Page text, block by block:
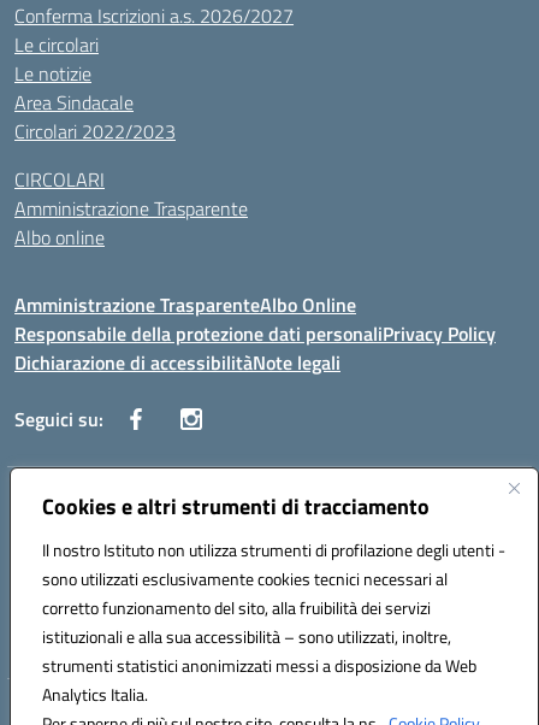
Cookies e altri strumenti di tracciamento
Il nostro Istituto non utilizza strumenti di profilazione degli utenti -
sono utilizzati esclusivamente cookies tecnici necessari al
corretto funzionamento del sito, alla fruibilità dei servizi
istituzionali e alla sua accessibilità – sono utilizzati, inoltre,
strumenti statistici anonimizzati messi a disposizione da Web
Analytics Italia.
Conferma Iscrizioni a.s. 2026/2027
Le circolari
Le notizie
Area Sindacale
Circolari 2022/2023
CIRCOLARI
Amministrazione Trasparente
Albo online
Amministrazione TrasparenteAlbo Online
Responsabile della protezione dati personaliPrivacy Policy
Dichiarazione di accessibilitàNote legali
Seguici su:
Indirizzo:Corso Vittorio Emanuele, 27 90133 - Palermo
Posta elettronica certificata (PEC):pais03600r@pec.istruzione.it
Codice fiscale: 97308550827
Codice meccanografico: PAIS03600R
Hosting & Powered by 3D Solution S.r.l.